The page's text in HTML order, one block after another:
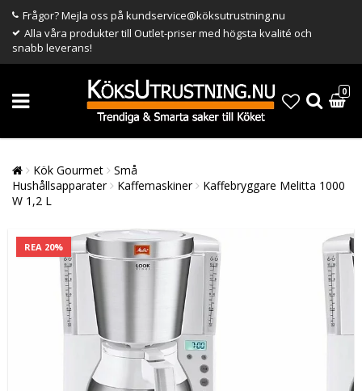
Frågor? Mejla oss på kundservice@köksutrustning.nu
Alla våra produkter till Outlet-priser med högsta kvalité och
snabb leverans!
0
Kök Gourmet
Små
Hushållsapparater
Kaffemaskiner
Kaffebryggare Melitta 1000
W 1,2 L
REA 20%